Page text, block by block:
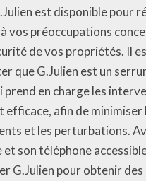
est disponible pour
vos préoccupations
de vos propriétés. Il
que G.Julien est un
prend en charge les
efficace, afin de minimiser
et les perturbations.
et son téléphone
G.Julien pour obtenir des